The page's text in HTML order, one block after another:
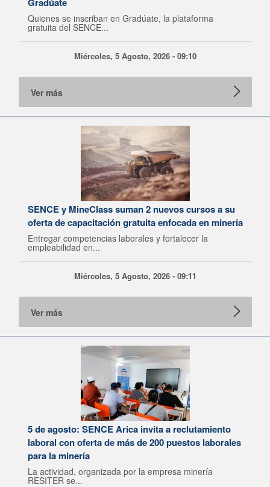
Quienes se inscriban en Gradúate, la plataforma
gratuita del SENCE...
Miércoles, 5 Agosto, 2026 - 09:10
Ver más
SENCE y MineClass suman 2 nuevos cursos a su
oferta de capacitación gratuita enfocada en minería
Entregar competencias laborales y fortalecer la
empleabilidad en...
Miércoles, 5 Agosto, 2026 - 09:11
Ver más
5 de agosto: SENCE Arica invita a reclutamiento
laboral con oferta de más de 200 puestos laborales
para la minería
La actividad, organizada por la empresa minería
RESITER se...